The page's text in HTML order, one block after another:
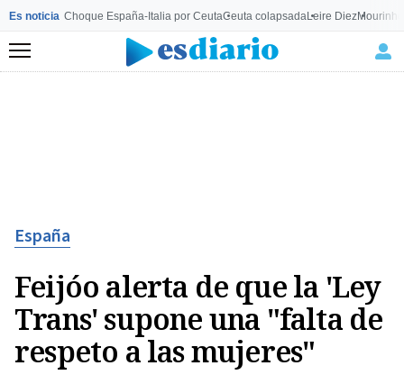
Es noticia Choque España-Italia por CeutaCeuta colapsadaLeire Diez
Menú
España
Feijóo alerta de que la 'Ley
Trans' supone una "falta de
respeto a las mujeres"